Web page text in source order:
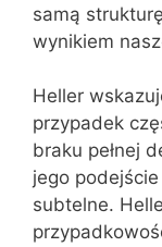
samą
wynikiem
Heller
przypadek
braku pełnej
jego
subtelne.